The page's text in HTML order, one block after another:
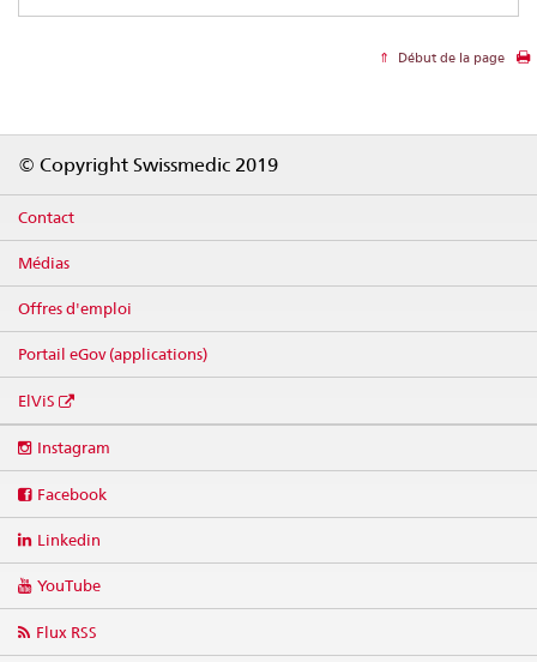
Début de la page
© Copyright Swissmedic 2019
Contact
Médias
Offres d'emploi
Portail eGov (applications)
ElViS
media
Instagram
Facebook
Linkedin
YouTube
Flux RSS